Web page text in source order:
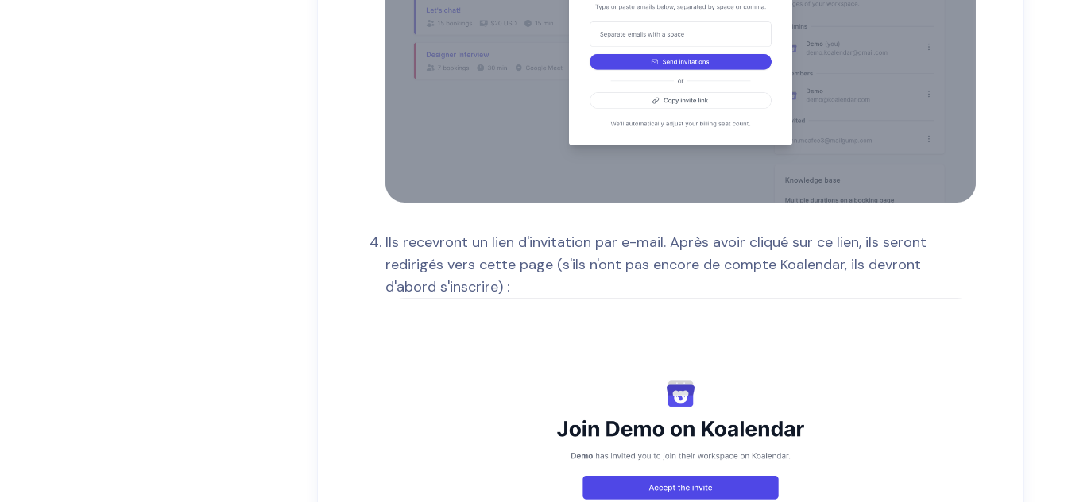
Ils recevront un lien d'invitation par e-mail. Après avoir cliqué sur ce lien, ils seront
redirigés vers cette page (s'ils n'ont pas encore de compte Koalendar, ils devront
d'abord s'inscrire) :